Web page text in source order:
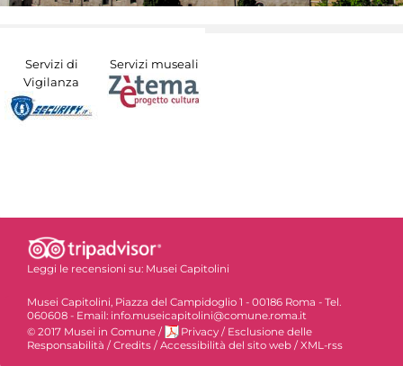
Servizi di
Vigilanza
Servizi museali
Leggi le recensioni su: Musei Capitolini
Musei Capitolini, Piazza del Campidoglio 1 - 00186 Roma - Tel.
060608 - Email: info.museicapitolini@comune.roma.it
© 2017 Musei in Comune / Privacy / Esclusione delle
Responsabilità /Credits /Accessibilità del sito web /XML-rss